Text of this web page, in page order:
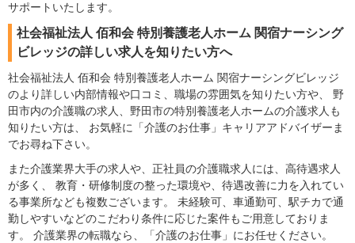
サポートいたします。
社会福祉法人 佰和会 特別養護老人ホーム 関宿ナーシング
ビレッジの詳しい求人を知りたい方へ
社会福祉法人 佰和会 特別養護老人ホーム 関宿ナーシングビレッジ
のより詳しい内部情報や口コミ、職場の雰囲気を知りたい方や、 野
田市内の介護職の求人、野田市の特別養護老人ホームの介護求人も
知りたい方は、 お気軽に「介護のお仕事」キャリアアドバイザーま
でお尋ね下さい。
また介護業界大手の求人や、正社員の介護職求人には、高待遇求人
が多く、 教育・研修制度の整った環境や、待遇改善に力を入れてい
る事業所なども複数ございます。 未経験可、車通勤可、駅チカで通
勤しやすいなどのこだわり条件に応じた案件もご用意しておりま
す。 介護業界の転職なら、「介護のお仕事」にお任せください。